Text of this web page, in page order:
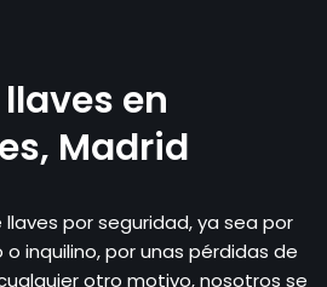
en
Madrid
por seguridad, ya sea por
inquilino, por unas pérdidas de
otro motivo, nosotros se